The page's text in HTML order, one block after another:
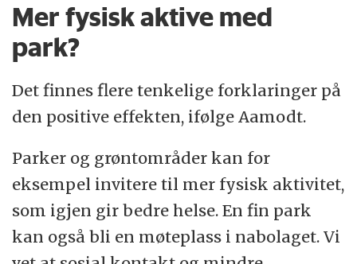
Mer fysisk aktive med
park?
Det finnes flere tenkelige forklaringer på
den positive effekten, ifølge Aamodt.
Parker og grøntområder kan for
eksempel invitere til mer fysisk aktivitet,
som igjen gir bedre helse. En fin park
kan også bli en møteplass i nabolaget. Vi